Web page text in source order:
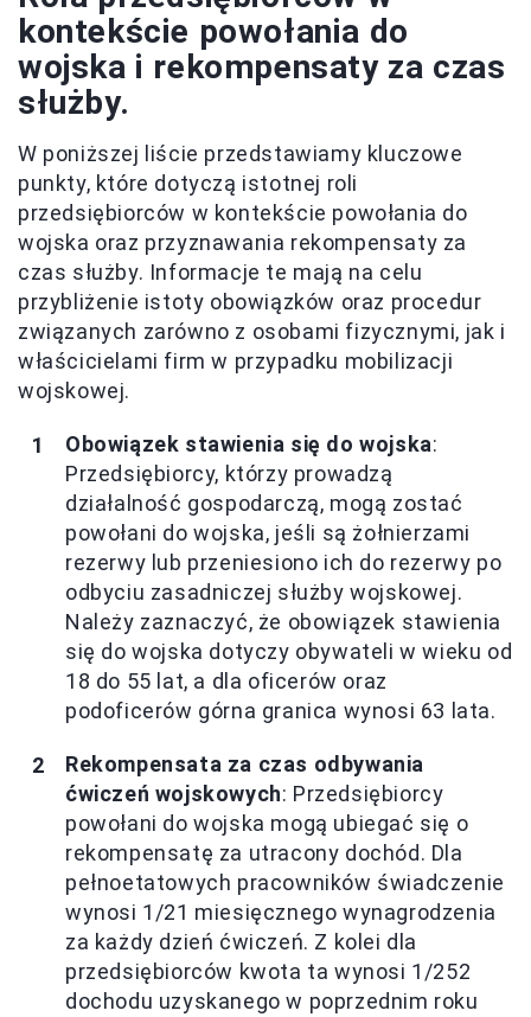
kontekście powołania do
wojska i rekompensaty za czas
służby.
W poniższej liście przedstawiamy kluczowe
punkty, które dotyczą istotnej roli
przedsiębiorców w kontekście powołania do
wojska oraz przyznawania rekompensaty za
czas służby. Informacje te mają na celu
przybliżenie istoty obowiązków oraz procedur
związanych zarówno z osobami fizycznymi, jak i
właścicielami firm w przypadku mobilizacji
wojskowej.
Obowiązek stawienia się do wojska:
Przedsiębiorcy, którzy prowadzą
działalność gospodarczą, mogą zostać
powołani do wojska, jeśli są żołnierzami
rezerwy lub przeniesiono ich do rezerwy po
odbyciu zasadniczej służby wojskowej.
Należy zaznaczyć, że obowiązek stawienia
się do wojska dotyczy obywateli w wieku od
18 do 55 lat, a dla oficerów oraz
podoficerów górna granica wynosi 63 lata.
Rekompensata za czas odbywania
ćwiczeń wojskowych: Przedsiębiorcy
powołani do wojska mogą ubiegać się o
rekompensatę za utracony dochód. Dla
pełnoetatowych pracowników świadczenie
wynosi 1/21 miesięcznego wynagrodzenia
za każdy dzień ćwiczeń. Z kolei dla
przedsiębiorców kwota ta wynosi 1/252
dochodu uzyskanego w poprzednim roku